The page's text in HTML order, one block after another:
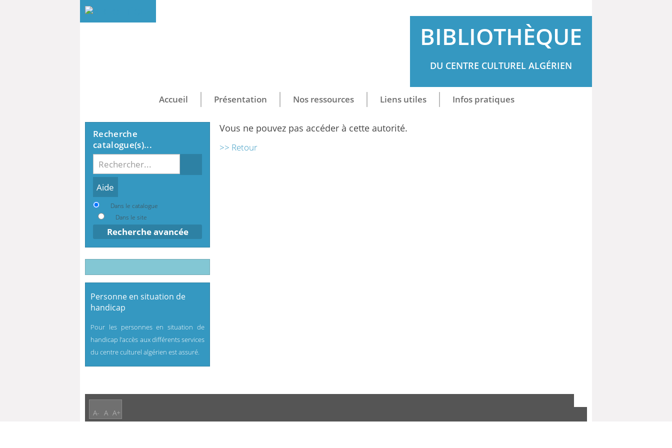
BIBLIOTHÈQUE
DU CENTRE CULTUREL ALGÉRIEN
Accueil Présentation Nos ressources Liens utiles Infos pratiques
Vous ne pouvez pas accéder à cette autorité.
>> Retour
Recherche
catalogue(s)...
Dans le catalogue
Dans le site
Recherche avancée
Personne en situation de
handicap
Pour les personnes en situation de
handicap l’accès aux différents services
du centre culturel algérien est assuré.
A- A A+